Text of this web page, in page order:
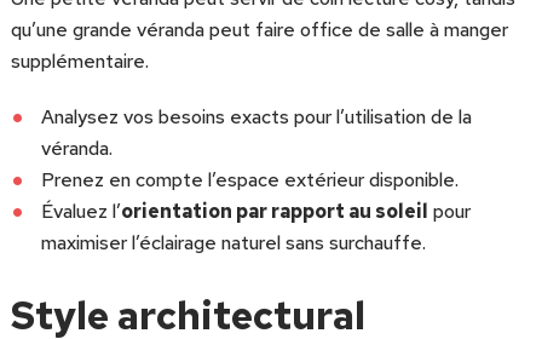
qu’une grande véranda peut faire office de salle à manger
supplémentaire.
Analysez vos besoins exacts pour l’utilisation de la
véranda.
Prenez en compte l’espace extérieur disponible.
Évaluez l’orientation par rapport au soleil pour
maximiser l’éclairage naturel sans surchauffe.
Style architectural